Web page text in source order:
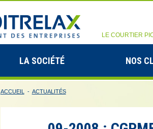
LE COURTIER
LA SOCIÉTÉ NOS
ACCUEIL - ACTUALITÉS